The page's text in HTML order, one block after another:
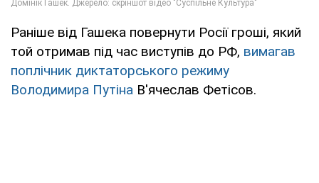
Раніше від Гашека повернути Росії гроші, який
той отримав під час виступів до РФ, вимагав
поплічник диктаторського режиму
Володимира Путіна В'ячеслав Фетісов.